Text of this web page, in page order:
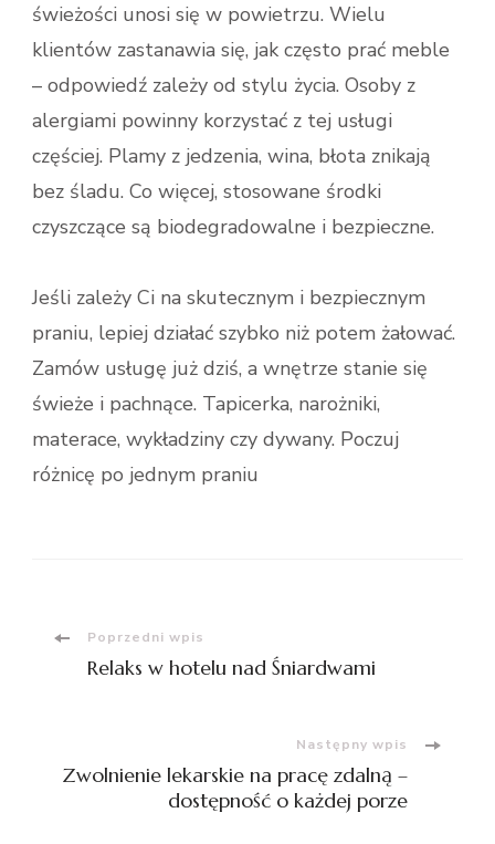
świeżości unosi się w powietrzu. Wielu
klientów zastanawia się, jak często prać meble
– odpowiedź zależy od stylu życia. Osoby z
alergiami powinny korzystać z tej usługi
częściej. Plamy z jedzenia, wina, błota znikają
bez śladu. Co więcej, stosowane środki
czyszczące są biodegradowalne i bezpieczne.
Jeśli zależy Ci na skutecznym i bezpiecznym
praniu, lepiej działać szybko niż potem żałować.
Zamów usługę już dziś, a wnętrze stanie się
świeże i pachnące. Tapicerka, narożniki,
materace, wykładziny czy dywany. Poczuj
różnicę po jednym praniu
Nawigacja
Poprzedni wpis
Relaks w hotelu nad Śniardwami
Następny wpis
Zwolnienie lekarskie na pracę zdalną –
dostępność o każdej porze